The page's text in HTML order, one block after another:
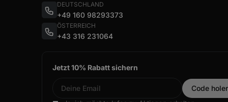
DEUTSCHLAND
+49 160 98293373
ÖSTERREICH
+43 316 231064
Jetzt 10% Rabatt sichern